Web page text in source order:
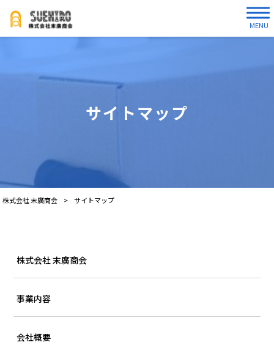
MENU
サイトマップ
株式会社 末廣商会 > サイトマップ
株式会社 末廣商会
事業内容
会社概要